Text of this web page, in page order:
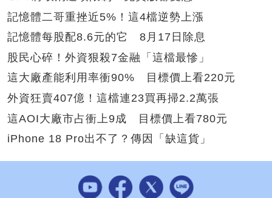
記憶體二哥重挫近5%！這4檔逆勢上漲
記憶體每股配8.6元的它 8月17日除息
股民心碎！外資狠殺7金融「這檔最慘」
這大廠產能利用率衝90% 目標價上看220元
外資狂賣407億！這檔連23買再掃2.2萬張
這AOI大廠市占衝上9成 目標價上看780元
iPhone 18 Pro出不了？傳因「缺這貨」